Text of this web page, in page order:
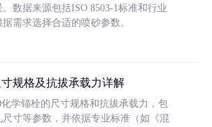
数据来源包括ISO 8503-1标准和行业
需求选择合适的喷砂参数。
规格及抗拔承载力详解
学锚栓的尺寸规格和抗拔承载力，包
寸等参数，并依据专业标准（如《混